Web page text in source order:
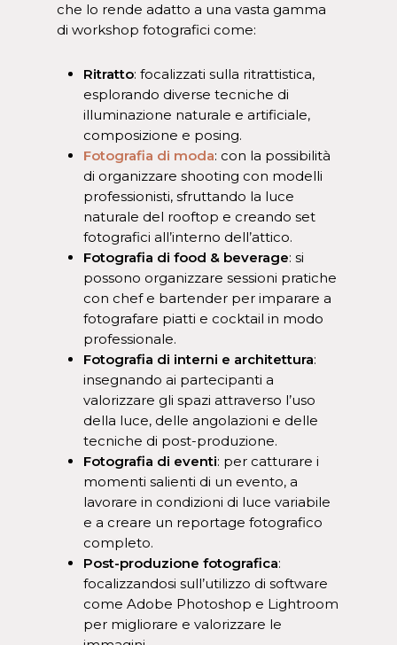
che lo rende adatto a una vasta gamma
di workshop fotografici come:
Ritratto: focalizzati sulla ritrattistica,
esplorando diverse tecniche di
illuminazione naturale e artificiale,
composizione e posing.
Fotografia di moda: con la possibilità
di organizzare shooting con modelli
professionisti, sfruttando la luce
naturale del rooftop e creando set
fotografici all’interno dell’attico.
Fotografia di food & beverage: si
possono organizzare sessioni pratiche
con chef e bartender per imparare a
fotografare piatti e cocktail in modo
professionale.
Fotografia di interni e architettura:
insegnando ai partecipanti a
valorizzare gli spazi attraverso l’uso
della luce, delle angolazioni e delle
tecniche di post-produzione.
Fotografia di eventi: per catturare i
momenti salienti di un evento, a
lavorare in condizioni di luce variabile
e a creare un reportage fotografico
completo.
Post-produzione fotografica:
focalizzandosi sull’utilizzo di software
come Adobe Photoshop e Lightroom
per migliorare e valorizzare le